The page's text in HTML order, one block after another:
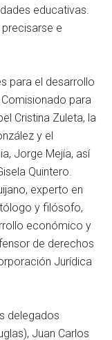
educativas.
e
para el desarrollo
para
Cristina Zuleta, la
y el
Jorge Mejía, así
Quintero.
experto en
y filósofo,
económico y
de derechos
Jurídica
delegados
Juan Carlos